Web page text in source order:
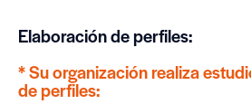
Elaboración de perfiles:
* Su organización realiza
de perfiles: